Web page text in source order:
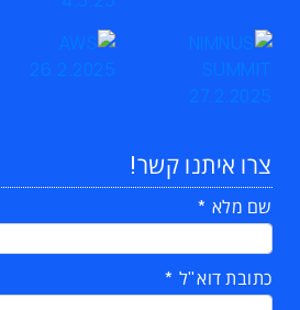
צרו איתנו קשר!
שם מלא
כתובת דוא"ל